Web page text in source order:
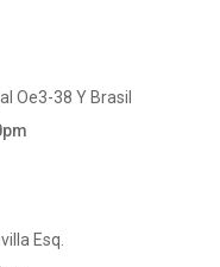
Oe3-38 Y Brasil
Esq.